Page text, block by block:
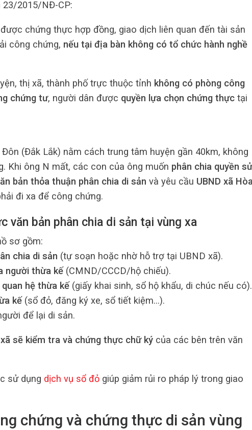
23/2015/NĐ-CP:
chứng thực hợp đồng, giao dịch liên quan đến tài sản
công chứng, nếu tại địa bàn không có tổ chức hành nghề
thị xã, thành phố trực thuộc tỉnh không có phòng công
chứng tư, người dân được quyền lựa chọn chứng thực tại
(Đắk Lắk) nằm cách trung tâm huyện gần 40km, không
Khi ông N mất, các con của ông muốn phân chia quyền sử
bản thỏa thuận phân chia di sản và yêu cầu UBND xã
đi xa để công chứng.
văn bản phân chia di sản tại vùng xa
sơ gồm:
chia di sản (tự soạn hoặc nhờ hỗ trợ tại UBND xã).
người thừa kế(CMND/CCCD/hộ chiếu).
hệ thừa kế(giấy khai sinh, sổ hộ khẩu, di chúc nếu có).
kế(sổ đỏ, đăng ký xe, sổ tiết kiệm…).
để lại di sản.
xã sẽ kiểm tra và chứng thực chữ ký của các bên trên văn
sử dụng dịch vụ sổ đỏ giúp giảm rủi ro pháp lý trong giao
chứng và chứng thực di sản vùng